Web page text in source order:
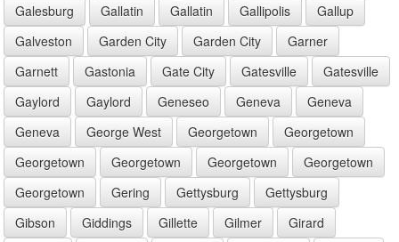
Galesburg
Gallatin Gallatin Gallipolis
Gallup
Galveston
Garden City Garden City
Garner
Garnett
Gastonia Gate City Gatesville
Gatesville
Gaylord
Gaylord Geneseo Geneva
Geneva
Geneva
George West Georgetown
Georgetown
Georgetown
Georgetown Georgetown
Georgetown
Georgetown
Gering Gettysburg
Gettysburg
Gibson
Giddings Gillette Gilmer
Girard